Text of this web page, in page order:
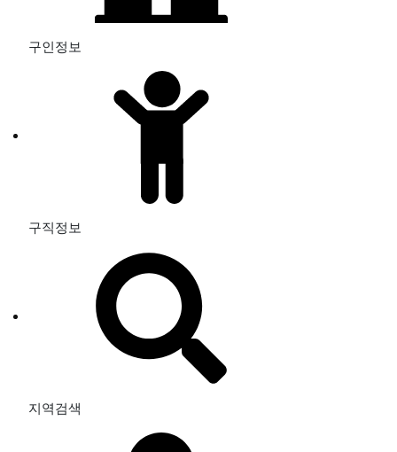
구인정보
구직정보
지역검색